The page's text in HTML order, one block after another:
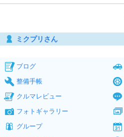
ミクプリさん
ブログ
整備手帳
クルマレビュー
フォトギャラリー
グループ